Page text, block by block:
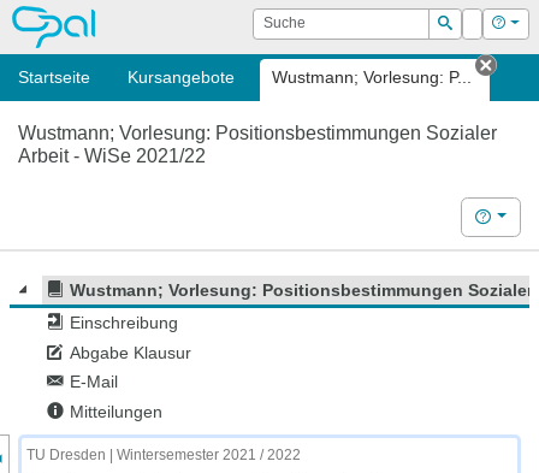
OPAL Suche
Suchen
Login Hilfe
Startseite Kursangebote Wustmann; Vorlesung: P...
Tab
Wustmann; Vorlesung: Positionsbestimmungen Sozialer
Arbeit - WiSe 2021/22
Hilfe
Wustmann; Vorlesung: Positionsbestimmungen Sozialer
Einschreibung
Abgabe Klausur
E-Mail
Mitteilungen
des Kursmenüs
TU Dresden | Wintersemester 2021 / 2022